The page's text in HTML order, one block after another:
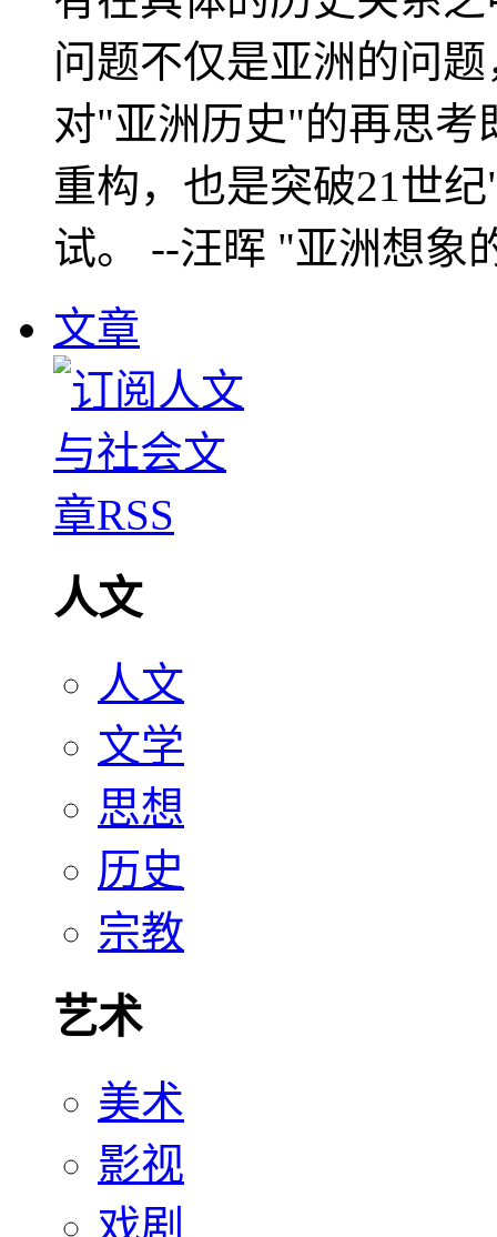
问题不仅是亚洲的问
对"亚洲历史"的再思考
重构，也是突破21世
试。 --汪晖 "亚洲想象
文章
人文
人文
文学
思想
历史
宗教
艺术
美术
影视
戏剧